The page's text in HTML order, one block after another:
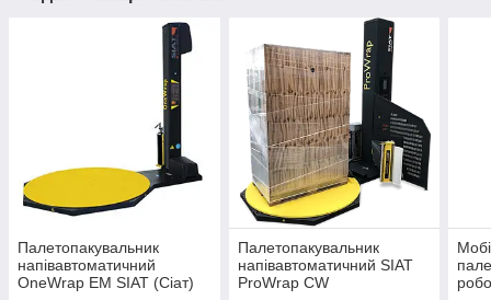
Палетопакувальник
напівавтоматичний
OneWrap EM SIAT (Сіат)
Палетопакувальник
напівавтоматичний SIAT
ProWrap CW